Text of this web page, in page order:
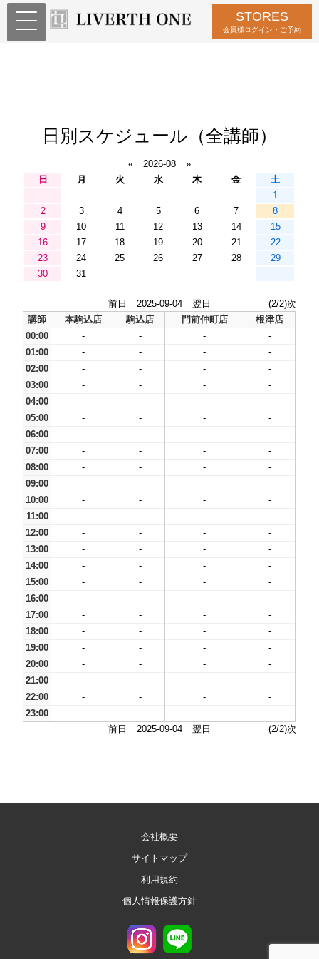
STORES
会員様ログイン・ご予約
日別スケジュール（全講師）
« 2026-08
»
日
月 火 水 木 金
土
1
2
3 4 5 6 7
8
9
10 11 12 13 14
15
16
17 18 19 20 21
22
23
24 25 26 27 28
29
30
31
前日 2025-09-04 翌日
(2/2)次
講師
本駒込店 駒込店 門前仲町店
根津店
00:00
- - -
-
01:00
- - -
-
02:00
- - -
-
03:00
- - -
-
04:00
- - -
-
05:00
- - -
-
06:00
- - -
-
07:00
- - -
-
08:00
- - -
-
09:00
- - -
-
10:00
- - -
-
11:00
- - -
-
12:00
- - -
-
13:00
- - -
-
14:00
- - -
-
15:00
- - -
-
16:00
- - -
-
17:00
- - -
-
18:00
- - -
-
19:00
- - -
-
20:00
- - -
-
21:00
- - -
-
22:00
- - -
-
23:00
- - -
-
前日
2025-09-04 翌日 (2/2)次
会社概要
サイトマップ
利用規約
個人情報保護方針